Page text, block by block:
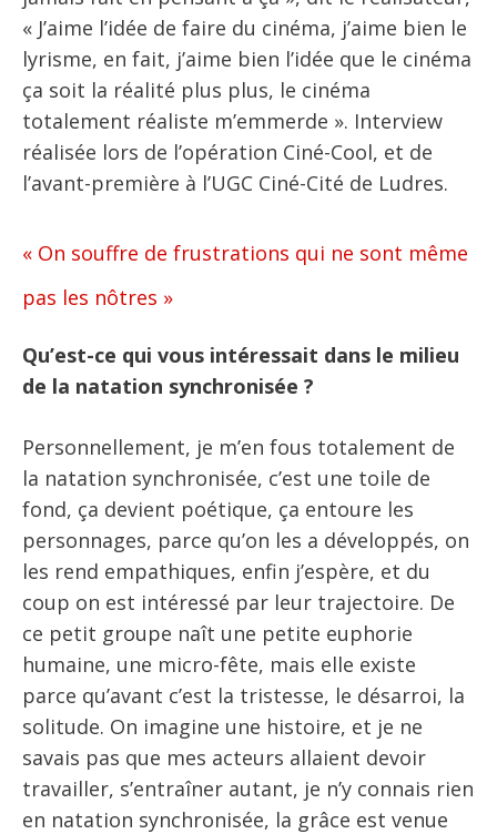
« J’aime l’idée de faire du cinéma, j’aime bien le
lyrisme, en fait, j’aime bien l’idée que le cinéma
ça soit la réalité plus plus, le cinéma
totalement réaliste m’emmerde ». Interview
réalisée lors de l’opération Ciné-Cool, et de
l’avant-première à l’UGC Ciné-Cité de Ludres.
« On souffre de frustrations qui ne sont même
pas les nôtres »
Qu’est-ce qui vous intéressait dans le milieu
de la natation synchronisée ?
Personnellement, je m’en fous totalement de
la natation synchronisée, c’est une toile de
fond, ça devient poétique, ça entoure les
personnages, parce qu’on les a développés, on
les rend empathiques, enfin j’espère, et du
coup on est intéressé par leur trajectoire. De
ce petit groupe naît une petite euphorie
humaine, une micro-fête, mais elle existe
parce qu’avant c’est la tristesse, le désarroi, la
solitude. On imagine une histoire, et je ne
savais pas que mes acteurs allaient devoir
travailler, s’entraîner autant, je n’y connais rien
en natation synchronisée, la grâce est venue